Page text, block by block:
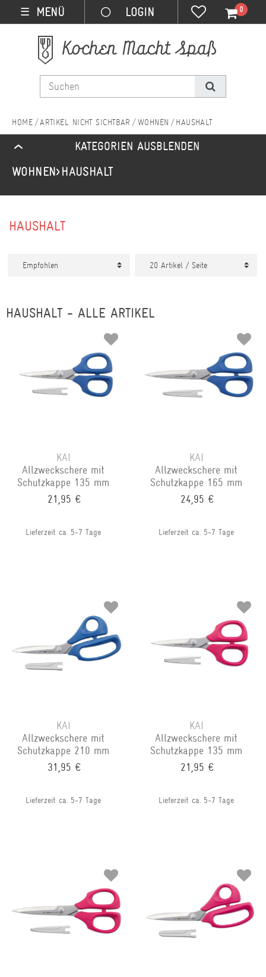
☰ MENÜ 0
ARTIKEL NICHT SICHTBAR WOHNEN HAUSHALT
KATEGORIEN AUSBLENDEN
WOHNEN HAUSHALT
HAUSHALT
HAUSHALT - ALLE ARTIKEL
KAI
Allzweckschere mit
Schutzkappe 135 mm
21,95 €
Lieferzeit ca. 5-7 Tage
KAI
Allzweckschere mit
Schutzkappe 165 mm
24,95 €
Lieferzeit ca. 5-7 Tage
KAI
Allzweckschere mit
Schutzkappe 210 mm
31,95 €
Lieferzeit ca. 5-7 Tage
KAI
Allzweckschere mit
Schutzkappe 135 mm
21,95 €
Lieferzeit ca. 5-7 Tage